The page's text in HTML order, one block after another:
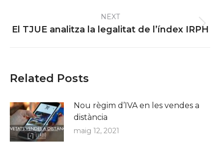
NEXT
Next
El TJUE analitza la legalitat de l’índex IRPH
Related Posts
Nou règim d’IVA en les vendes a
distància
maig 12, 2021